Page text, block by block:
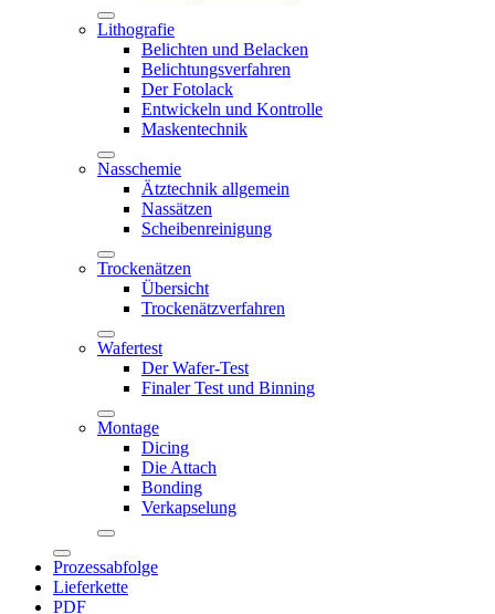
Lithografie
Belichten und Belacken
Belichtungsverfahren
Der Fotolack
Entwickeln und Kontrolle
Maskentechnik
Nasschemie
Ätztechnik allgemein
Nassätzen
Scheibenreinigung
Trockenätzen
Übersicht
Trockenätzverfahren
Wafertest
Der Wafer-Test
Finaler Test und Binning
Montage
Dicing
Die Attach
Bonding
Verkapselung
Prozessabfolge
Lieferkette
PDF